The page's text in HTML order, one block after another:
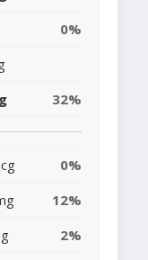
0%
32%
0%
12%
2%